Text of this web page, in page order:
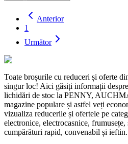
Anterior
1
Următor
Toate broșurile cu reduceri și oferte
singur loc! Aici găsiți informații
lichidări de stoc la PENNY,
magazine populare și astfel veți
vizualiza reducerile și ofertele pe
electronice, electrocasnice,
cumpărături rapid, convenabil și ieftin.